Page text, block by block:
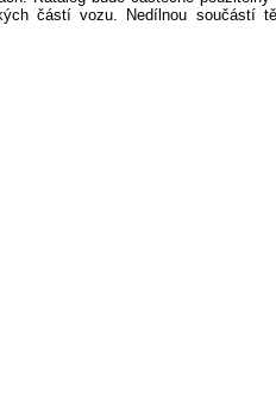
částí vozu. Nedílnou součástí